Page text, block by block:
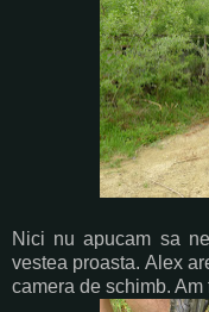
Nici nu apucam sa
vestea proasta. Alex
camera de schimb.